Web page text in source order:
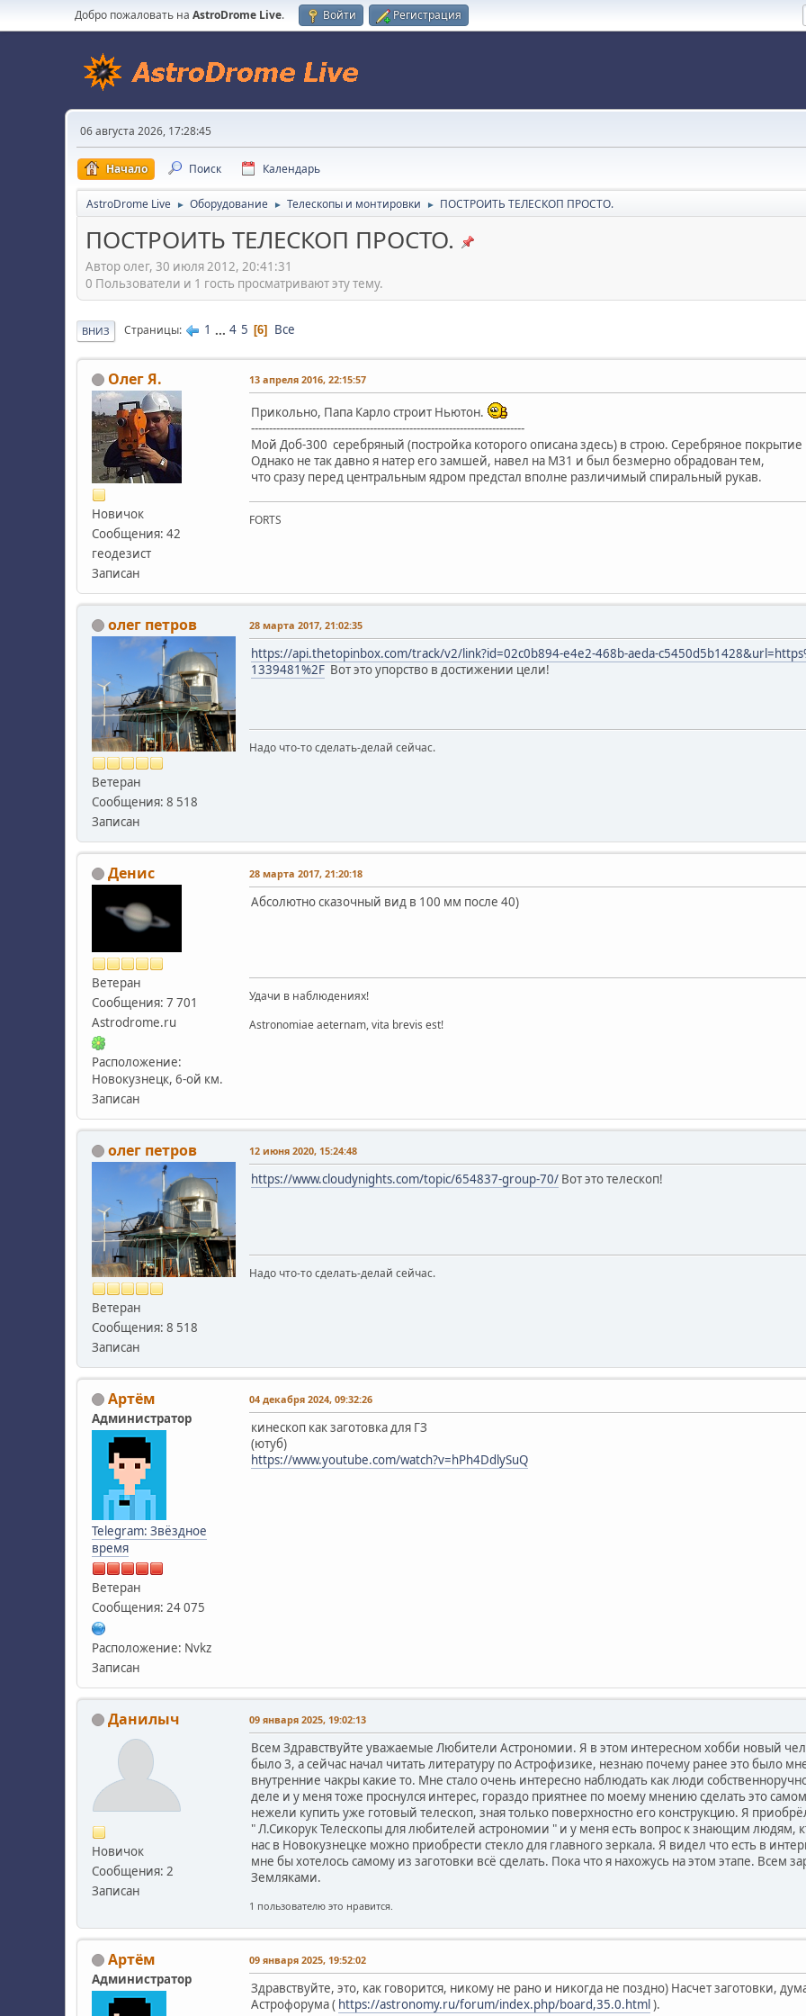
Добро пожаловать на AstroDrome Live. Войти Регистрация
06 августа 2026, 17:28:45
Начало Поиск Календарь
AstroDrome Live ► Оборудование ► Телескопы и монтировки ► ПОСТРОИТЬ ТЕЛЕСКОП ПРОСТО.
ПОСТРОИТЬ ТЕЛЕСКОП ПРОСТО.
Автор олег, 30 июля 2012, 20:41:31
0 Пользователи и 1 гость просматривают эту тему.
ВНИЗ Страницы 1 ... 4 5 6 Все
Олег Я.
Новичок
Сообщения: 42
геодезист
Записан
13 апреля 2016, 22:15:57
Прикольно, Папа Карло строит Ньютон.
----------------------------------------------------------------------------
Мой Доб-300 серебряный (постройка которого описана здесь) в строю. Серебряное
Однако не так давно я натер его замшей, навел на М31 и был безмерно обрадован тем,
что сразу перед центральным ядром предстал вполне различимый спиральный рукав.
FORTS
олег петров
Ветеран
Сообщения: 8 518
Записан
28 марта 2017, 21:02:35
https://api.thetopinbox.com/track/v2/link?id=02c0b894-e4e2-468b-aeda-
1339481%2F Вот это упорство в достижении цели!
Надо что-то сделать-делай сейчас.
Денис
Ветеран
Сообщения: 7 701
Astrodrome.ru
Расположение:
Новокузнецк, 6-ой км.
Записан
28 марта 2017, 21:20:18
Абсолютно сказочный вид в 100 мм после 40)
Удачи в наблюдениях!
Astronomiae aeternam, vita brevis est!
олег петров
Ветеран
Сообщения: 8 518
Записан
12 июня 2020, 15:24:48
https://www.cloudynights.com/topic/654837-group-70/ Вот это телескоп!
Надо что-то сделать-делай сейчас.
Артём
Администратор
Telegram: Звёздное
время
Ветеран
Сообщения: 24 075
Расположение: Nvkz
Записан
04 декабря 2024, 09:32:26
кинескоп как заготовка для ГЗ
(ютуб)
https://www.youtube.com/watch?v=hPh4DdlySuQ
Данилыч
Новичок
Сообщения: 2
Записан
09 января 2025, 19:02:13
Всем Здравствуйте уважаемые Любители Астрономии. Я в этом интересном хобби новый
было 3, а сейчас начал читать литературу по Астрофизике, незнаю почему ранее это было
внутренние чакры какие то. Мне стало очень интересно наблюдать как люди
деле и у меня тоже проснулся интерес, гораздо приятнее по моему мнению сделать это
нежели купить уже готовый телескоп, зная только поверхностно его конструкцию. Я
" Л.Сикорук Телескопы для любителей астрономии " и у меня есть вопрос к знающим людям,
нас в Новокузнецке можно приобрести стекло для главного зеркала. Я видел что есть в
мне бы хотелось самому из заготовки всё сделать. Пока что я нахожусь на этом этапе. Всем
Земляками.
1 пользователю это нравится.
Артём
Администратор
09 января 2025, 19:52:02
Здравствуйте, это, как говорится, никому не рано и никогда не поздно) Насчет заготовки,
Астрофорума ( https://astronomy.ru/forum/index.php/board,35.0.html).